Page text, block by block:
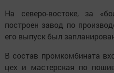
На северо-востоке, за
построен завод по
его выпуск был
В состав промкомбината
цех и мастерская по